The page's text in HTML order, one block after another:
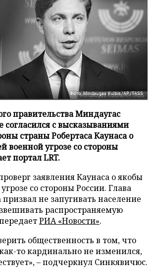
Фото: Mindaugas Kulbis/AP/TASS
правительства Миндаугас
согласился с высказываниями
страны Робертаса Каунаса о
военной угрозе со стороны
портал LRT.
заявления Каунаса о якобы
со стороны России. Глава
призвал не запугивать население
распространяемую
РИА «Новости».
общественность в том, что
то кардинально не изменился,
– подчеркнул Синкявичюс.